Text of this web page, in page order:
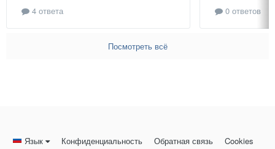
4 ответа
0 ответов
Посмотреть всё
Язык Конфиденциальность Обратная связь
Cookies